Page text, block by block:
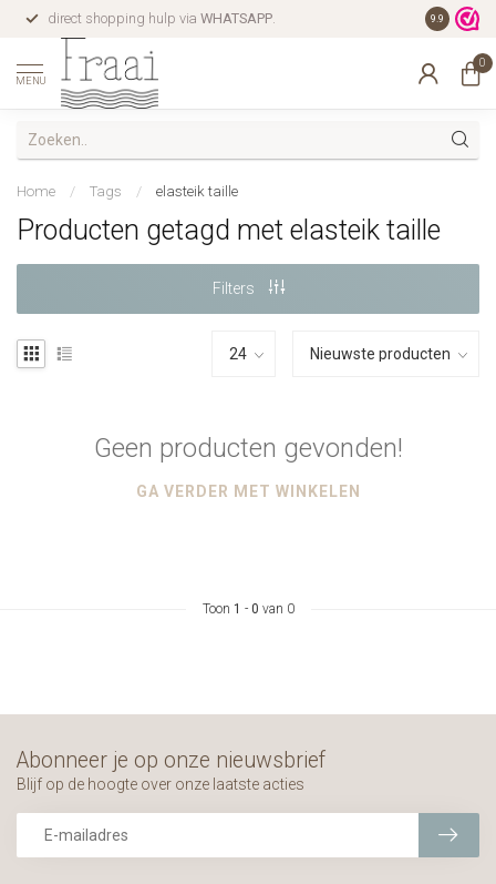
direct shopping hulp via WHATSAPP. gratis
9.9
MENU
0
Home / Tags / elasteik taille
Producten getagd met elasteik taille
Filters
Geen producten gevonden!
GA VERDER MET WINKELEN
Toon 1 - 0 van 0
Abonneer je op onze nieuwsbrief
Blijf op de hoogte over onze laatste acties